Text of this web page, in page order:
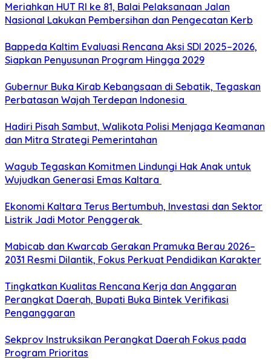
Meriahkan HUT RI ke 81, Balai Pelaksanaan Jalan
Nasional Lakukan Pembersihan dan Pengecatan Kerb
Bappeda Kaltim Evaluasi Rencana Aksi SDI 2025–2026,
Siapkan Penyusunan Program Hingga 2029
Gubernur Buka Kirab Kebangsaan di Sebatik, Tegaskan
Perbatasan Wajah Terdepan Indonesia
Hadiri Pisah Sambut, Walikota Polisi Menjaga Keamanan
dan Mitra Strategi Pemerintahan
Wagub Tegaskan Komitmen Lindungi Hak Anak untuk
Wujudkan Generasi Emas Kaltara
Ekonomi Kaltara Terus Bertumbuh, Investasi dan Sektor
Listrik Jadi Motor Penggerak
Mabicab dan Kwarcab Gerakan Pramuka Berau 2026–
2031 Resmi Dilantik, Fokus Perkuat Pendidikan Karakter
Tingkatkan Kualitas Rencana Kerja dan Anggaran
Perangkat Daerah, Bupati Buka Bintek Verifikasi
Penganggaran
Sekprov Instruksikan Perangkat Daerah Fokus pada
Program Prioritas